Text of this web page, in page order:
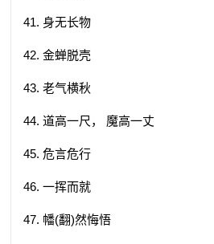
41. 身无长物
42. 金蝉脱壳
43. 老气横秋
44. 道高一尺， 魔高一丈
45. 危言危行
46. 一挥而就
47. 幡(翻)然悔悟